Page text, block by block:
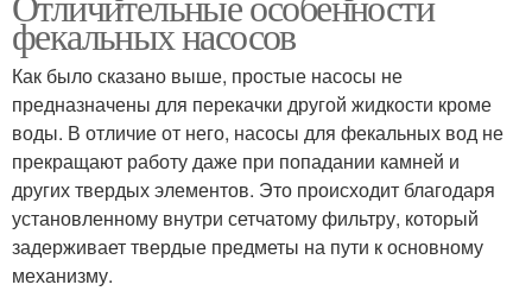
фекальных насосов
Как было сказано выше, простые насосы не
предназначены для перекачки другой жидкости кроме
воды. В отличие от него, насосы для фекальных вод не
прекращают работу даже при попадании камней и
других твердых элементов. Это происходит благодаря
установленному внутри сетчатому фильтру, который
задерживает твердые предметы на пути к основному
механизму.